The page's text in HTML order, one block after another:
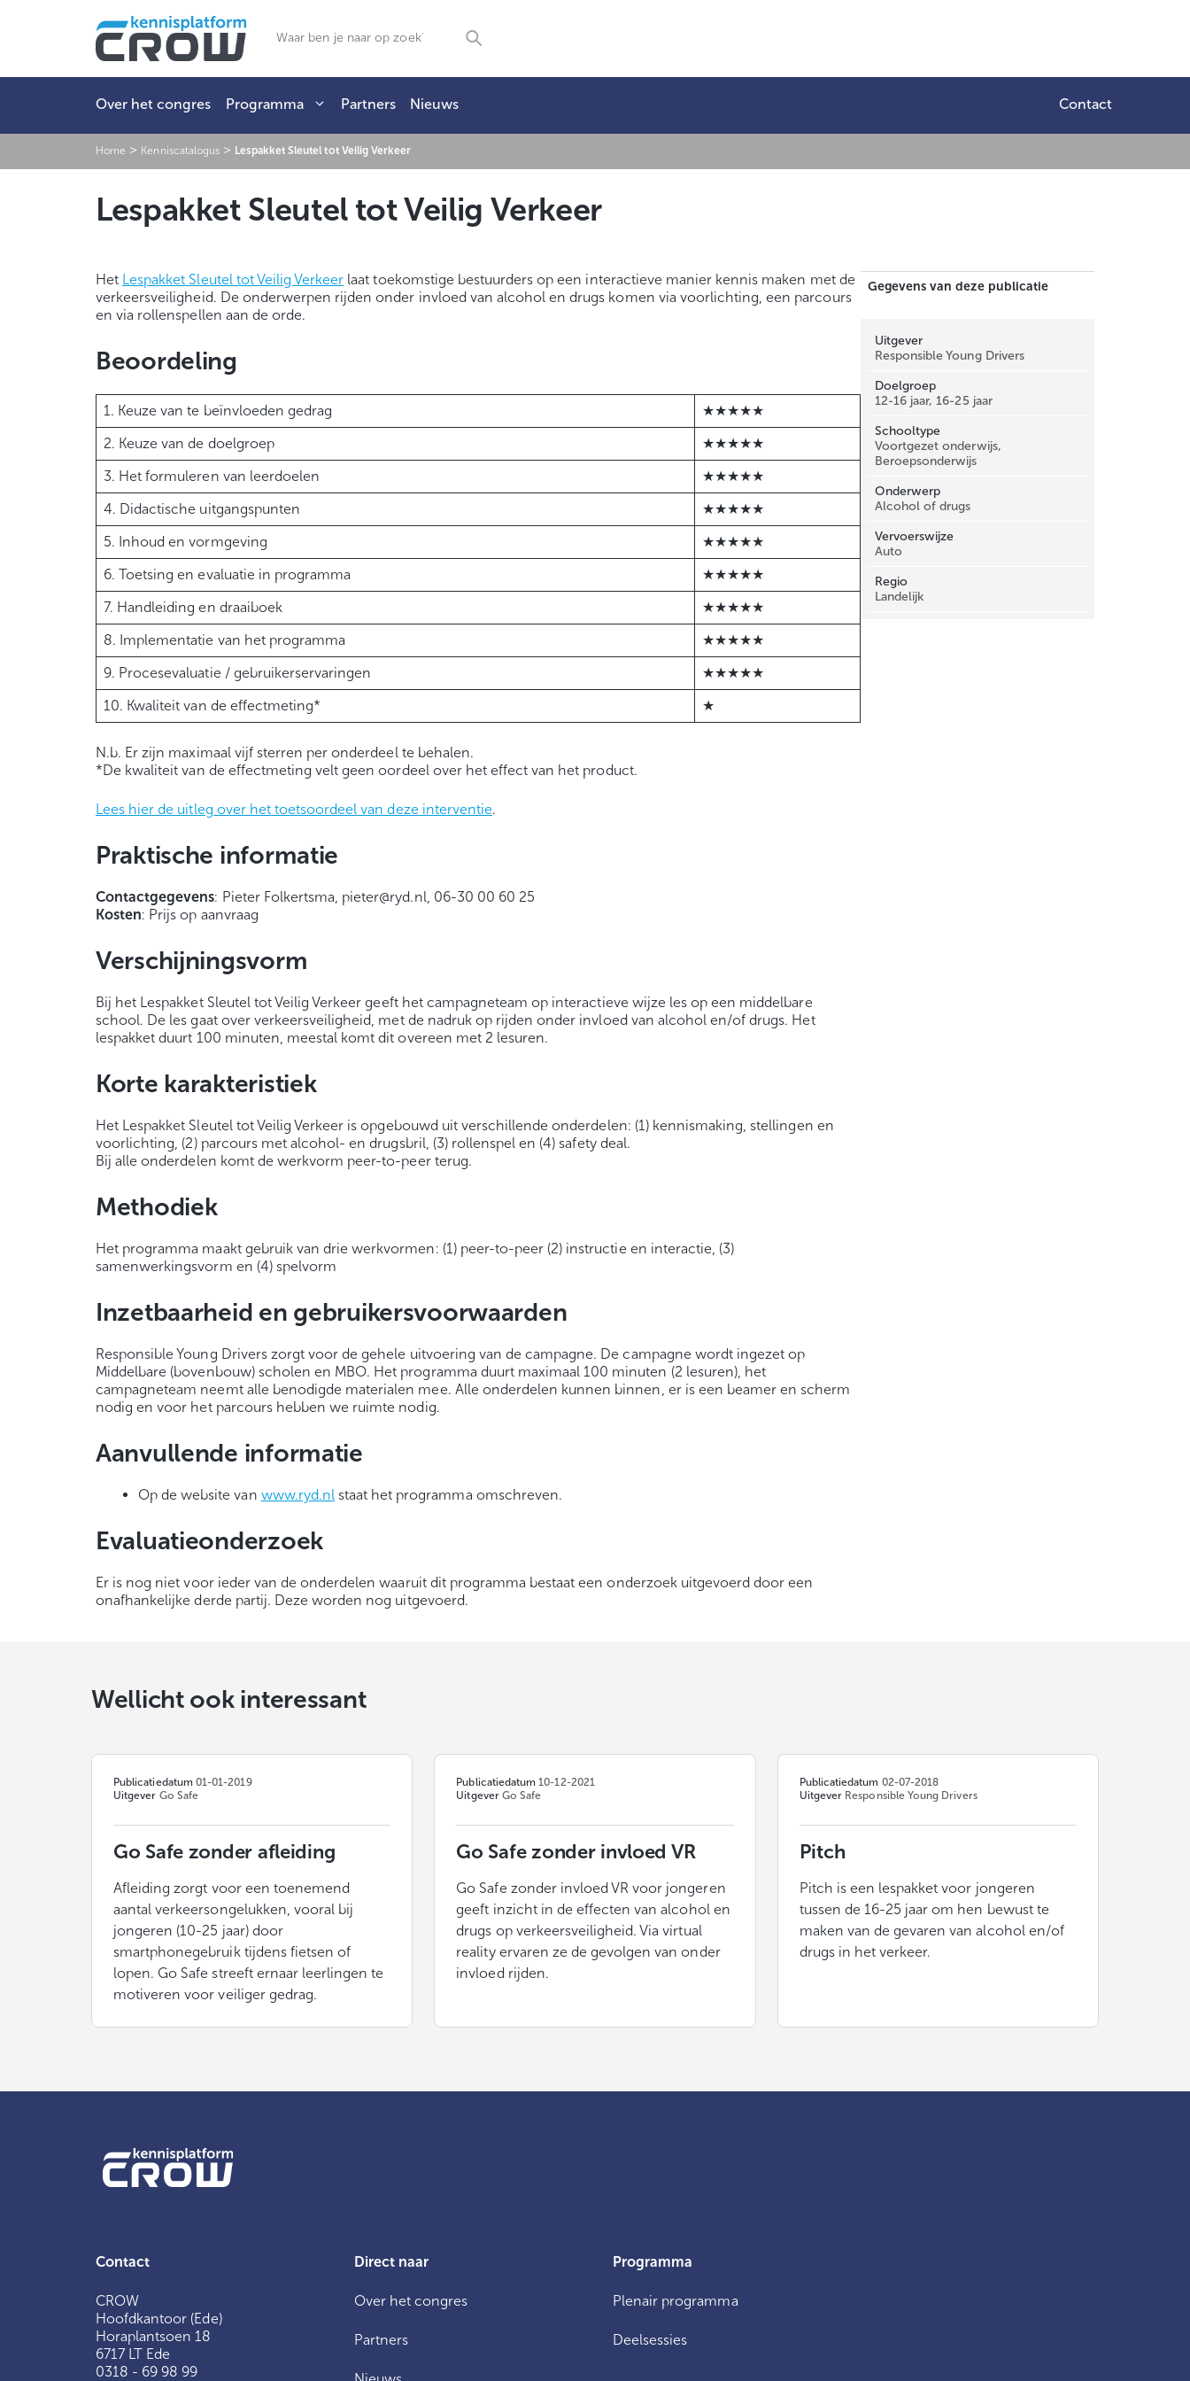
Zoeken
Over het congres Programma Partners Nieuws Contact
Home > Kenniscatalogus > Lespakket Sleutel tot Veilig Verkeer
Lespakket Sleutel tot Veilig Verkeer
Het Lespakket Sleutel tot Veilig Verkeer laat toekomstige bestuurders op een interactieve manier kennis maken met de
verkeersveiligheid. De onderwerpen rijden onder invloed van alcohol en drugs komen via voorlichting, een parcours
en via rollenspellen aan de orde.
Beoordeling
1. Keuze van te beïnvloeden gedrag
★★★★★
2. Keuze van de doelgroep
★★★★★
3. Het formuleren van leerdoelen
★★★★★
4. Didactische uitgangspunten
★★★★★
5. Inhoud en vormgeving
★★★★★
6. Toetsing en evaluatie in programma
★★★★★
7. Handleiding en draaiboek
★★★★★
8. Implementatie van het programma
★★★★★
9. Procesevaluatie / gebruikerservaringen
★★★★★
10. Kwaliteit van de effectmeting*
★
N.b. Er zijn maximaal vijf sterren per onderdeel te behalen.
*De kwaliteit van de effectmeting velt geen oordeel over het effect van het product.
Lees hier de uitleg over het toetsoordeel van deze interventie.
Praktische informatie
Contactgegevens: Pieter Folkertsma, pieter@ryd.nl, 06-30 00 60 25
Kosten: Prijs op aanvraag
Verschijningsvorm
Bij het Lespakket Sleutel tot Veilig Verkeer geeft het campagneteam op interactieve wijze les op een middelbare
school. De les gaat over verkeersveiligheid, met de nadruk op rijden onder invloed van alcohol en/of drugs. Het
lespakket duurt 100 minuten, meestal komt dit overeen met 2 lesuren.
Korte karakteristiek
Het Lespakket Sleutel tot Veilig Verkeer is opgebouwd uit verschillende onderdelen: (1) kennismaking, stellingen en
voorlichting, (2) parcours met alcohol- en drugsbril, (3) rollenspel en (4) safety deal.
Bij alle onderdelen komt de werkvorm peer-to-peer terug.
Methodiek
Het programma maakt gebruik van drie werkvormen: (1) peer-to-peer (2) instructie en interactie, (3)
samenwerkingsvorm en (4) spelvorm
Inzetbaarheid en gebruikersvoorwaarden
Responsible Young Drivers zorgt voor de gehele uitvoering van de campagne. De campagne wordt ingezet op
Middelbare (bovenbouw) scholen en MBO. Het programma duurt maximaal 100 minuten (2 lesuren), het
campagneteam neemt alle benodigde materialen mee. Alle onderdelen kunnen binnen, er is een beamer en scherm
nodig en voor het parcours hebben we ruimte nodig.
Aanvullende informatie
Op de website van www.ryd.nl staat het programma omschreven.
Evaluatieonderzoek
Er is nog niet voor ieder van de onderdelen waaruit dit programma bestaat een onderzoek uitgevoerd door een
onafhankelijke derde partij. Deze worden nog uitgevoerd.
Gegevens van deze publicatie
Uitgever
Responsible Young Drivers
Doelgroep
12-16 jaar, 16-25 jaar
Schooltype
Voortgezet onderwijs,
Beroepsonderwijs
Onderwerp
Alcohol of drugs
Vervoerswijze
Auto
Regio
Landelijk
Wellicht ook interessant
Publicatiedatum 01-01-2019
Uitgever Go Safe
Go Safe zonder afleiding
Afleiding zorgt voor een toenemend
aantal verkeersongelukken, vooral bij
jongeren (10-25 jaar) door
smartphonegebruik tijdens fietsen of
lopen. Go Safe streeft ernaar leerlingen te
motiveren voor veiliger gedrag.
Publicatiedatum 10-12-2021
UitgeverGo Safe
Go Safe zonder invloed VR
Go Safe zonder invloed VR voor jongeren
geeft inzicht in de effecten van alcohol en
drugs op verkeersveiligheid. Via virtual
reality ervaren ze de gevolgen van onder
invloed rijden.
Publicatiedatum 02-07-2018
Uitgever Responsible Young Drivers
Pitch
Pitch is een lespakket voor jongeren
tussen de 16-25 jaar om hen bewust te
maken van de gevaren van alcohol en/of
drugs in het verkeer.
Contact
CROW
Hoofdkantoor (Ede)
Horaplantsoen 18
6717 LT Ede
0318 - 69 98 99
Direct naar
Over het congres
Partners
Programma
Plenair programma
Deelsessies